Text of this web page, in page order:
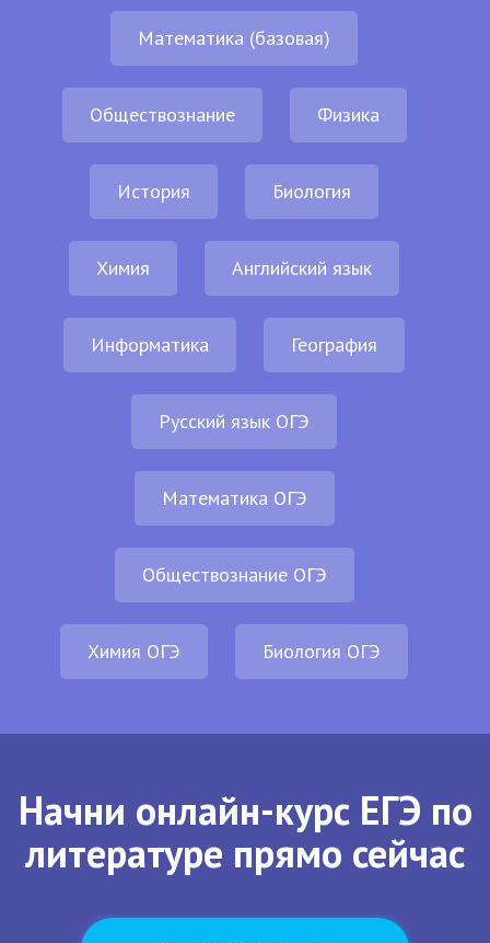
Математика (базовая)
Обществознание Физика
История Биология
Химия Английский язык
Информатика География
Русский язык ОГЭ
Математика ОГЭ
Обществознание ОГЭ
Химия ОГЭ Биология ОГЭ
Начни онлайн-курс ЕГЭ по
литературе прямо сейчас